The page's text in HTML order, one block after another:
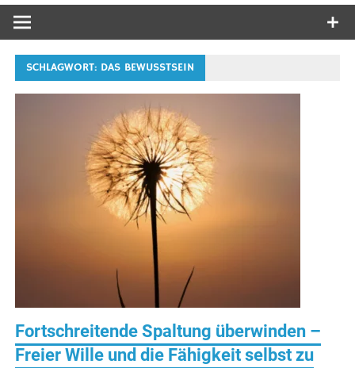
SCHLAGWORT: DAS BEWUSSTSEIN
Fortschreitende Spaltung überwinden –
Freier Wille und die Fähigkeit selbst zu